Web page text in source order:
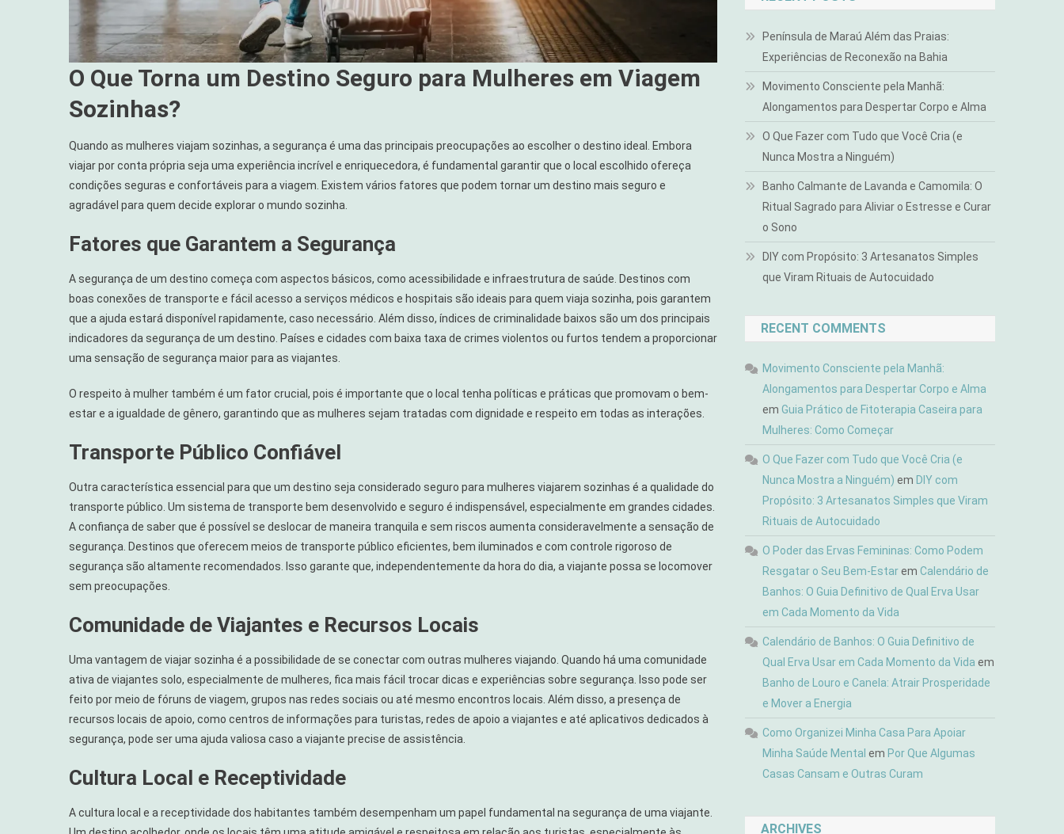
O Que Torna um Destino Seguro para Mulheres em Viagem
Sozinhas?
Quando as mulheres viajam sozinhas, a segurança é uma das principais preocupações ao escolher o destino ideal. Embora
viajar por conta própria seja uma experiência incrível e enriquecedora, é fundamental garantir que o local escolhido ofereça
condições seguras e confortáveis para a viagem. Existem vários fatores que podem tornar um destino mais seguro e
agradável para quem decide explorar o mundo sozinha.
Fatores que Garantem a Segurança
A segurança de um destino começa com aspectos básicos, como acessibilidade e infraestrutura de saúde. Destinos com
boas conexões de transporte e fácil acesso a serviços médicos e hospitais são ideais para quem viaja sozinha, pois garantem
que a ajuda estará disponível rapidamente, caso necessário. Além disso, índices de criminalidade baixos são um dos principais
indicadores da segurança de um destino. Países e cidades com baixa taxa de crimes violentos ou furtos tendem a proporcionar
uma sensação de segurança maior para as viajantes.
O respeito à mulher também é um fator crucial, pois é importante que o local tenha políticas e práticas que promovam o bem-
estar e a igualdade de gênero, garantindo que as mulheres sejam tratadas com dignidade e respeito em todas as interações.
Transporte Público Confiável
Outra característica essencial para que um destino seja considerado seguro para mulheres viajarem sozinhas é a qualidade do
transporte público. Um sistema de transporte bem desenvolvido e seguro é indispensável, especialmente em grandes cidades.
A confiança de saber que é possível se deslocar de maneira tranquila e sem riscos aumenta consideravelmente a sensação de
segurança. Destinos que oferecem meios de transporte público eficientes, bem iluminados e com controle rigoroso de
segurança são altamente recomendados. Isso garante que, independentemente da hora do dia, a viajante possa se locomover
sem preocupações.
Comunidade de Viajantes e Recursos Locais
Uma vantagem de viajar sozinha é a possibilidade de se conectar com outras mulheres viajando. Quando há uma comunidade
ativa de viajantes solo, especialmente de mulheres, fica mais fácil trocar dicas e experiências sobre segurança. Isso pode ser
feito por meio de fóruns de viagem, grupos nas redes sociais ou até mesmo encontros locais. Além disso, a presença de
recursos locais de apoio, como centros de informações para turistas, redes de apoio a viajantes e até aplicativos dedicados à
segurança, pode ser uma ajuda valiosa caso a viajante precise de assistência.
Cultura Local e Receptividade
A cultura local e a receptividade dos habitantes também desempenham um papel fundamental na segurança de uma viajante.
Península de Maraú Além das Praias:
Experiências de Reconexão na Bahia
Movimento Consciente pela Manhã:
Alongamentos para Despertar Corpo e Alma
O Que Fazer com Tudo que Você Cria (e
Nunca Mostra a Ninguém)
Banho Calmante de Lavanda e Camomila: O
Ritual Sagrado para Aliviar o Estresse e Curar
o Sono
DIY com Propósito: 3 Artesanatos Simples
que Viram Rituais de Autocuidado
RECENT COMMENTS
Movimento Consciente pela Manhã:
Alongamentos para Despertar Corpo e Alma
emGuia Prático de Fitoterapia Caseira para
Mulheres: Como Começar
O Que Fazer com Tudo que Você Cria (e
Nunca Mostra a Ninguém) em DIY com
Propósito: 3 Artesanatos Simples que Viram
Rituais de Autocuidado
O Poder das Ervas Femininas: Como Podem
Resgatar o Seu Bem-EstaremCalendário de
Banhos: O Guia Definitivo de Qual Erva Usar
em Cada Momento da Vida
Calendário de Banhos: O Guia Definitivo de
Qual Erva Usar em Cada Momento da Vida em
Banho de Louro e Canela: Atrair Prosperidade
e Mover a Energia
Como Organizei Minha Casa Para Apoiar
Minha Saúde Mental em Por Que Algumas
Casas Cansam e Outras Curam
ARCHIVES